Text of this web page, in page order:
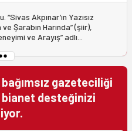
Akpınar’ın Yazısız
ve Şarabın Harında” (şiir),
ve Arayış” adlı...
gazeteciliği
desteğinizi